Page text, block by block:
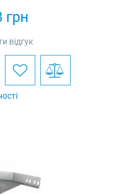
грн
відгук